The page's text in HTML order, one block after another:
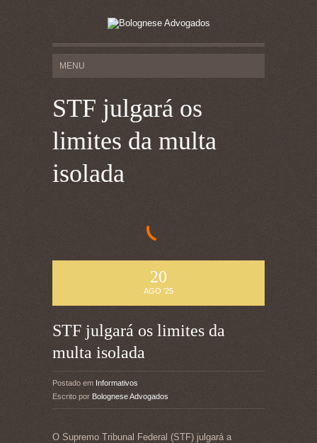
STF julgará os
limites da multa
isolada
20
AGO '25
STF julgará os limites da
multa isolada
Postado em Informativos
Escrito por Bolognese Advogados
O Supremo Tribunal Federal (STF) julgará a